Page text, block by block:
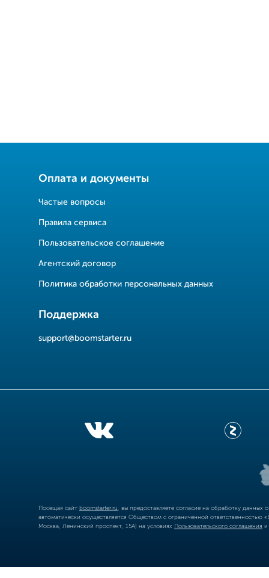
Оплата и документы
Частые вопросы
Правила сервиса
Пользовательское соглашение
Агентский договор
Политика обработки персональных данных
Поддержка
support@boomstarter.ru
Посещая сайт boomstarter.ru , вы предоставляете согласие на обработку
автоматически осуществляется Обществом с ограниченной
Москва, Ленинский проспект, 15А) на условиях Пользовательского соглашения и